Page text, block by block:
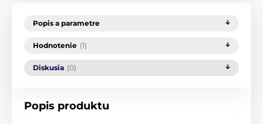
Popis a parametre
Hodnotenie (1)
Diskusia (0)
Popis produktu